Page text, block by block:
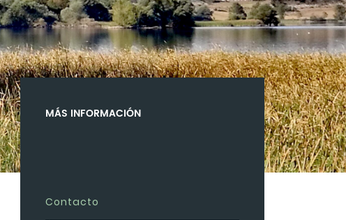
MÁS INFORMACIÓN
Contacto